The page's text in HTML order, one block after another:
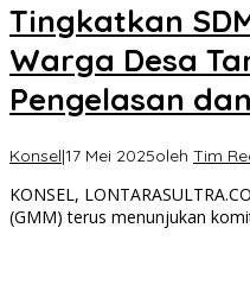
Tingkatkan
Warga Desa
Pengelasan
Konsel|17 Mei 2025oleh Tim
KONSEL,
(GMM) terus menunjukan